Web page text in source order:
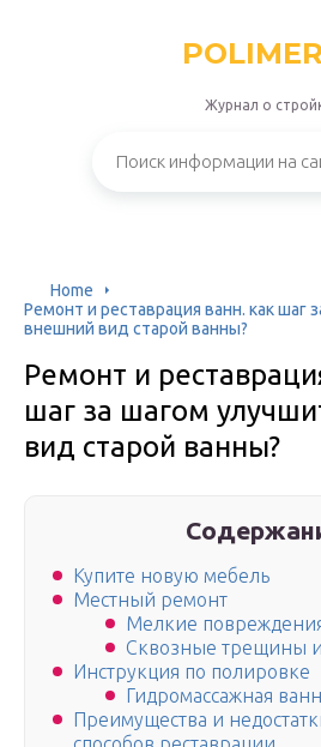
Журнал о
Home
Ремонт и реставрация ванн. как шаг
внешний вид старой ванны?
Ремонт и
шаг за шагом
вид старой ванны?
Купите новую мебель
Местный ремонт
Мелкие
Сквозные трещины
Инструкция по полировке
Гидромассажная
Преимущества и